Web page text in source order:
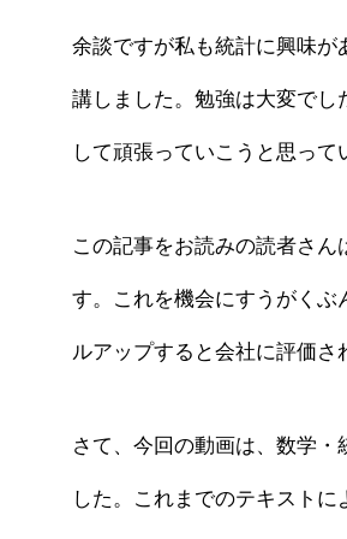
余談ですが私も統計に興味
講しました。勉強は大変でし
して頑張っていこうと思って
この記事をお読みの読者さ
す。これを機会にすうがく
ルアップすると会社に評価さ
さて、今回の動画は、数学
した。これまでのテキスト